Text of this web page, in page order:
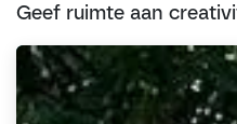
Geef ruimte aan